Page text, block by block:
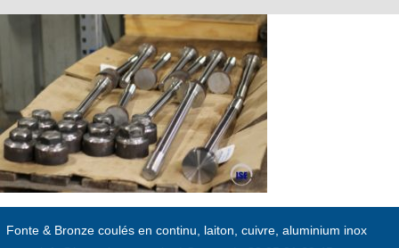
Passer
au
Fonte & Bronze coulés en continu, laiton, cuivre, aluminium inox